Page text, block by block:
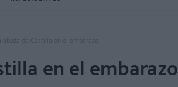
de Castilla en el embarazo
en el embarazo